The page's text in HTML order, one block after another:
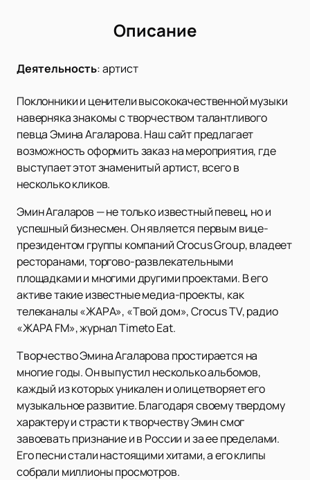
Описание
Деятельность:артист
Поклонники и ценители высококачественной музыки
наверняка знакомы с творчеством талантливого
певца Эмина Агаларова. Наш сайт предлагает
возможность оформить заказ на мероприятия, где
выступает этот знаменитый артист, всего в
несколько кликов.
Эмин Агаларов — не только известный певец, но и
успешный бизнесмен. Он является первым вице-
президентом группы компаний Crocus Group, владеет
ресторанами, торгово-развлекательными
площадками и многими другими проектами. В его
активе такие известные медиа-проекты, как
телеканалы «ЖАРА», «Твой дом», Crocus TV, радио
«ЖАРА FM», журнал Timeto Eat.
Творчество Эмина Агаларова простирается на
многие годы. Он выпустил несколько альбомов,
каждый из которых уникален и олицетворяет его
музыкальное развитие. Благодаря своему твердому
характеру и страсти к творчеству Эмин смог
завоевать признание и в России и за ее пределами.
Его песни стали настоящими хитами, а его клипы
собрали миллионы просмотров.